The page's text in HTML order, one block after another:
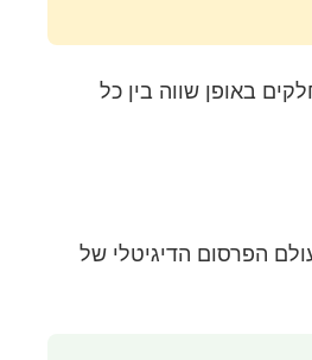
באופן שווה בין כל
הפרסום הדיגיטלי של